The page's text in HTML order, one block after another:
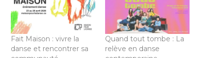
Fait Maison : vivre la
danse et rencontrer sa
Quand tout tombe : La
relève en danse